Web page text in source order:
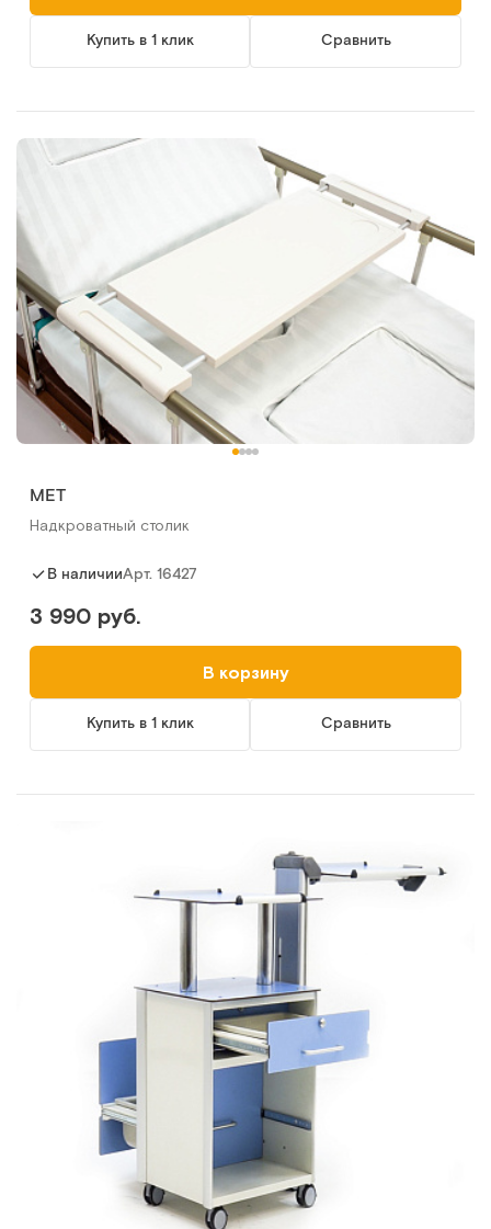
Купить в 1 клик Сравнить
МЕТ
Надкроватный столик
В наличииАрт. 16427
3 990 руб.
В корзину
Купить в 1 клик Сравнить